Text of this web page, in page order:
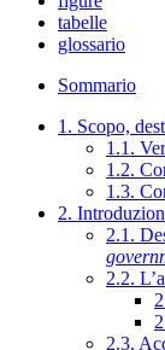
tabelle
glossario
Sommario
1. Scopo,
1.1.
1.2.
1.3.
2.
2.1.
2.2.
2.3.